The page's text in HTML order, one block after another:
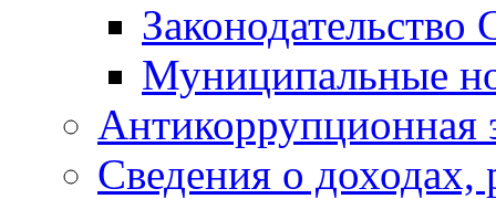
Законодательство
Муниципальные
Антикоррупционная
Сведения о доходах,